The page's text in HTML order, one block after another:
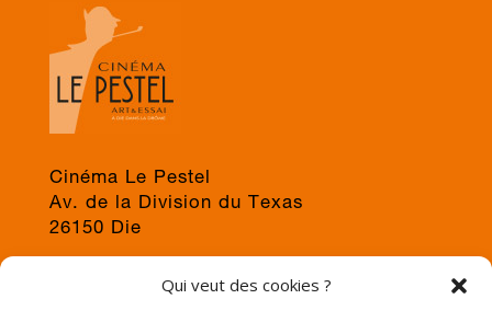
Qui veut des cookies ?
Cinéma Le Pestel
Av. de la Division du Texas
26150 Die
jps@cinema-le-pestel.fr